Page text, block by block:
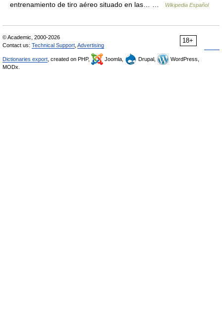
entrenamiento de tiro aéreo situado en las… …
Wikipedia Español
18+
© Academic, 2000-2026
Contact us: Technical Support Advertising
Dictionaries export , created on PHP, Joomla, Drupal,
WordPress,
MODx.